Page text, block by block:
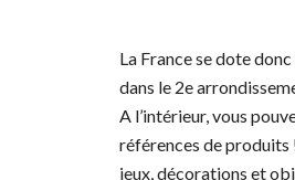
La France se dote
dans le 2e
A l’intérieur, vous
références de produits
jeux, décorations et